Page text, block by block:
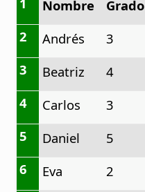
Nombre Grado
2
Andrés 3
3
Beatriz 4
4
Carlos 3
5
Daniel 5
6
Eva 2